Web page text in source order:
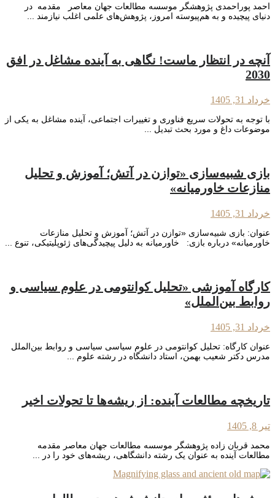
احمد پوراحمدی پژوهشگر موسسه مطالعات جهان معاصر مقدمه در
دنیای پیچیده و به هم‌پیوسته امروز، پژوهش‌های علمی اغلب نیازمند ...
آنچه در انتظار ماست! نگاهی به آینده مشاغل در افق
2030
خرداد 31, 1405
با توجه به تحولات سریع فناوری و تغییرات اجتماعی، آینده مشاغل به یکی از
موضوعات داغ و مورد بحث تبدیل ...
بازی شبیه‌سازی «توازن در آتش؛ آموزش و تحلیل
منازعات خاورمیانه»
خرداد 31, 1405
عنوان: بازی شبیه‌سازی «توازن در آتش؛ آموزش و تحلیل منازعات
خاورمیانه» درباره بازی: خاورمیانه به دلیل پیچیدگی‌های ژئوپلیتیکی، تنوع ...
کارگاه آموزشی «تحلیل کوانتومی در علوم سیاسی و
روابط بین‌الملل»
خرداد 31, 1405
عنوان کارگاه: تحلیل کوانتومی در علوم سیاسی سیاسی و روابط بین‌الملل
مدرس دکتر شعیب بهمن، استاد دانشگاه در رشته علوم ...
تاریخچه مطالعات آینده: از ریشه‌ها تا تحولات اخیر
تیر 8, 1405
محمد قربان زاده پژوهشگر موسسه مطالعات جهان معاصر مقدمه
مطالعات آینده به عنوان یک رشته دانشگاهی، ریشه‌های خود را در ...